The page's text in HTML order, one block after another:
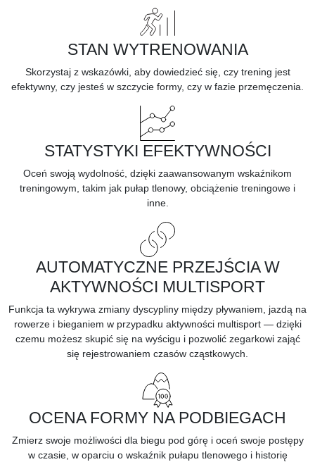
STAN WYTRENOWANIA
Skorzystaj z wskazówki, aby dowiedzieć się, czy trening jest
efektywny, czy jesteś w szczycie formy, czy w fazie przemęczenia.
STATYSTYKI EFEKTYWNOŚCI
Oceń swoją wydolność, dzięki zaawansowanym wskaźnikom
treningowym, takim jak pułap tlenowy, obciążenie treningowe i
inne.
AUTOMATYCZNE PRZEJŚCIA W
AKTYWNOŚCI MULTISPORT
Funkcja ta wykrywa zmiany dyscypliny między pływaniem, jazdą na
rowerze i bieganiem w przypadku aktywności multisport — dzięki
czemu możesz skupić się na wyścigu i pozwolić zegarkowi zająć
się rejestrowaniem czasów cząstkowych.
OCENA FORMY NA PODBIEGACH
Zmierz swoje możliwości dla biegu pod górę i oceń swoje postępy
w czasie, w oparciu o wskaźnik pułapu tlenowego i historię